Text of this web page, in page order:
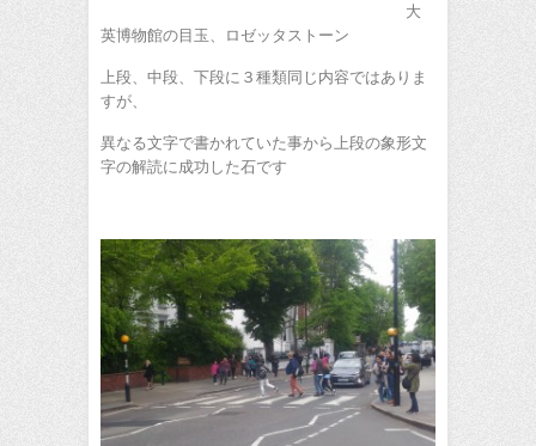
大
英博物館の目玉、ロゼッタストーン
上段、中段、下段に３種類同じ内容ではありま
すが、
異なる文字で書かれていた事から上段の象形文
字の解読に成功した石です